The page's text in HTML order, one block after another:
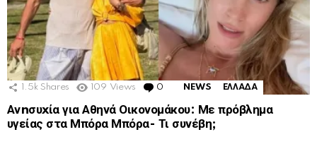
1.5k Shares 109 Views 0 Comments
NEWS ΕΛΛΑΔΑ
Ανnσυxία για Αθηνά Οικονομάκου: Με πρόβλημα
υγείας στα Μπόρα Μπόρα- Τι συνέβη;